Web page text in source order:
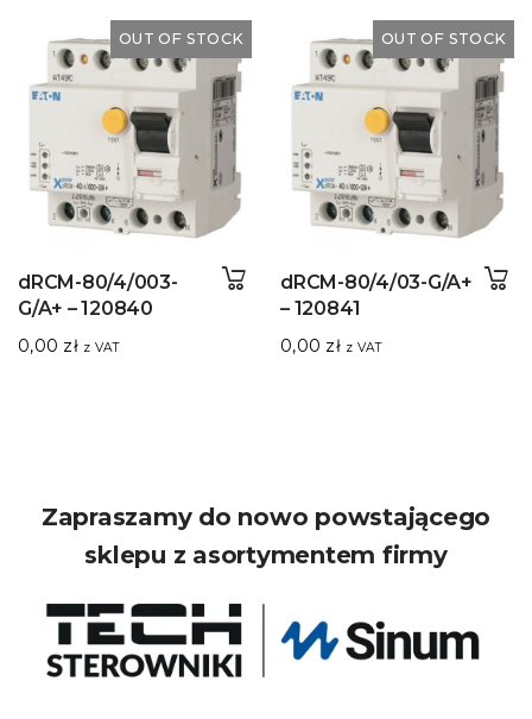
OUT OF STOCK
dRCM-80/4/003-
G/A+ – 120840
0,00 zł z VAT
OUT OF STOCK
dRCM-80/4/03-G/A+
– 120841
0,00 zł z VAT
Zapraszamy do nowo powstającego
sklepu z asortymentem firmy